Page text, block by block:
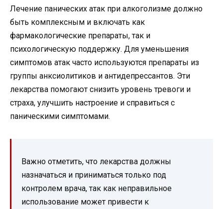
Лечение панических атак при алкоголизме должно
быть комплексным и включать как
фармакологические препараты, так и
психологическую поддержку. Для уменьшения
симптомов атак часто используются препараты из
группы анксиолитиков и антидепрессантов. Эти
лекарства помогают снизить уровень тревоги и
страха, улучшить настроение и справиться с
паническими симптомами.
Важно отметить, что лекарства должны
назначаться и приниматься только под
контролем врача, так как неправильное
использование может привести к